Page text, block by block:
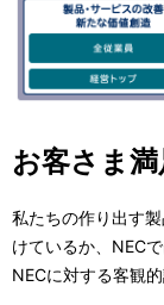
お客さま
私たちの作り出す
けているか、NEC
NECに対する客観